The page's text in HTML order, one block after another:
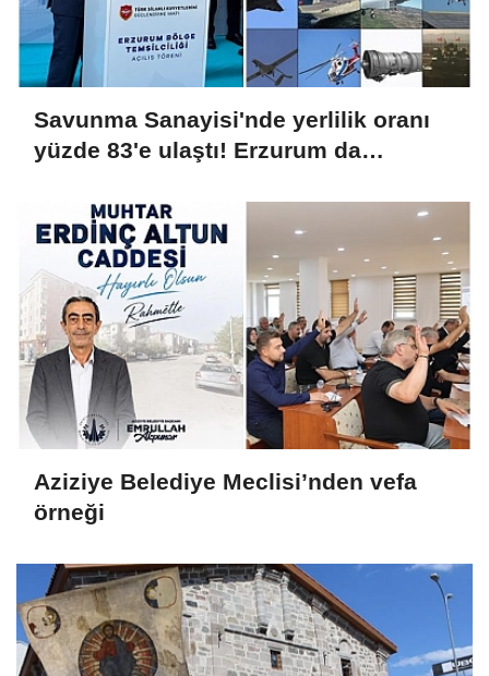
Savunma Sanayisi'nde yerlilik oranı
yüzde 83'e ulaştı! Erzurum da
Aziziye Belediye Meclisi’nden vefa
örneği